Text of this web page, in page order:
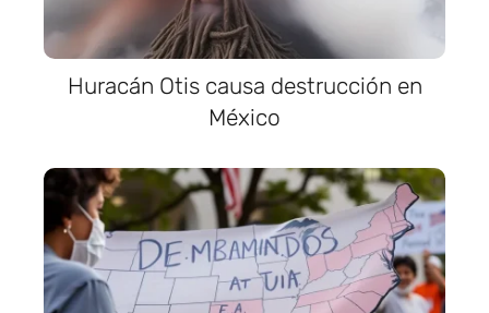
Huracán Otis causa destrucción en
México